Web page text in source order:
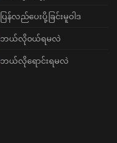
ပြန်လည်ပေးပို့ခြင်းမူဝါဒ
ဘယ်လို၀ယ်ရမလဲ
ဘယ်လိုရောင်းရမလဲ